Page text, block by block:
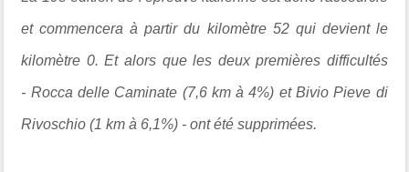
et commencera à partir du kilomètre 52 qui devient le
kilomètre 0. Et alors que les deux premières difficultés
- Rocca delle Caminate (7,6 km à 4%) et Bivio Pieve di
Rivoschio (1 km à 6,1%) - ont été supprimées.